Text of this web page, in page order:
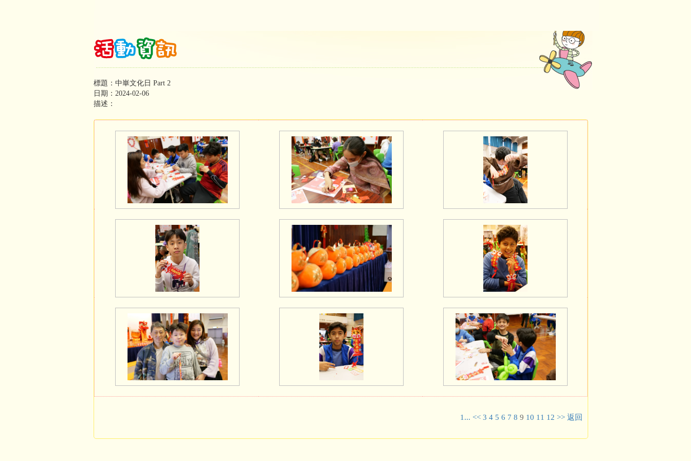
標題：中崋文化日 Part 2
日期：2024-02-06
描述：
1... << 3 4 5 6 7 8 9 10 11 12 >> 返回